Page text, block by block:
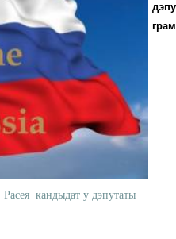
Расея кандыдат у дэпутаты